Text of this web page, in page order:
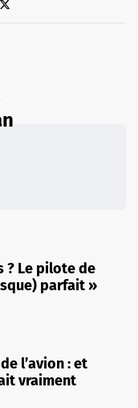
? Le pilote de
parfait »
l’avion : et
vraiment